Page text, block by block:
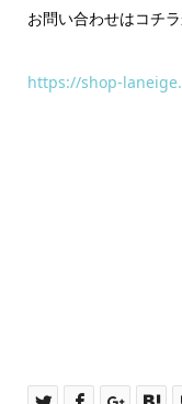
お問い合わせはコチ
https://shop-